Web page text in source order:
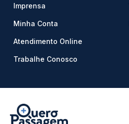
Imprensa
Minha Conta
Atendimento Online
Trabalhe Conosco